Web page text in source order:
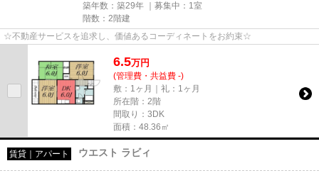
築年数：築29年 ｜募集中： 1室
階数：2階建
☆不動産サービスを追求し、価値あるコーディネートをお約束☆
6.5万円
(管理費・共益費 -)
敷：1ヶ月｜礼：1ヶ月
所在階：2階
間取り：3DK
面積：48.36㎡
賃貸｜アパート ウエスト ラビィ